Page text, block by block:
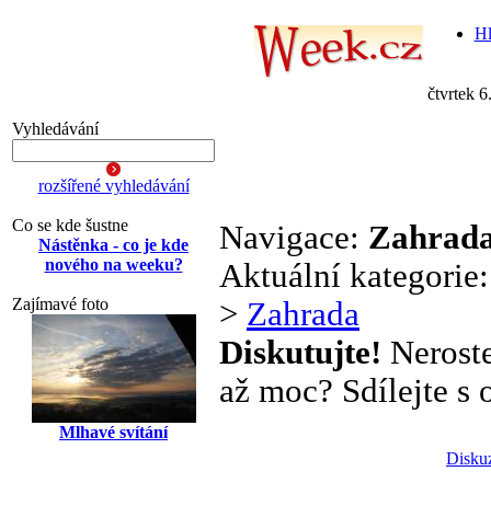
čtvrtek
Vyhledávání
rozšířené vyhledávání
Co se kde šustne
Nástěnka - co je kde
nového na weeku?
Zajímavé foto
Mlhavé svítání
Navigace:
Aktuální
> Zahrada
Diskutujte!
až moc? Sdílejte s